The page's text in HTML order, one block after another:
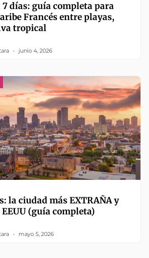
7 días: guía completa para
Francés entre playas,
tropical
junio 4, 2026
la ciudad más EXTRAÑA y
(guía completa)
mayo 5, 2026